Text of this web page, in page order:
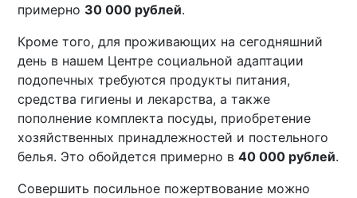
примерно 30 000 рублей.
Кроме того, для проживающих на сегодняшний
день в нашем Центре социальной адаптации
подопечных требуются продукты питания,
средства гигиены и лекарства, а также
пополнение комплекта посуды, приобретение
хозяйственных принадлежностей и постельного
белья. Это обойдется примерно в40 000 рублей.
Совершить посильное пожертвование можно